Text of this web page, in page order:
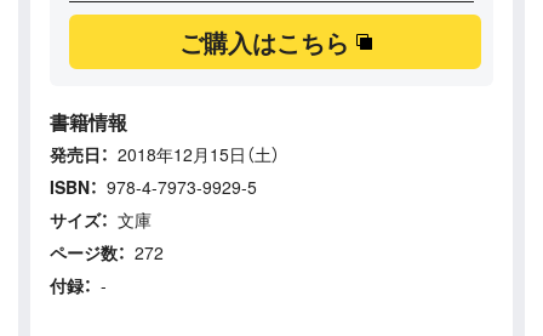
ご購入はこちら
書籍情報
発売日： 2018年12月15日（土）
ISBN： 978-4-7973-9929-5
サイズ： 文庫
ページ数： 272
付録： -